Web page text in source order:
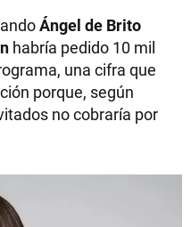
Ángel de Brito
habría pedido 10 mil
una cifra que
porque, según
no cobraría por